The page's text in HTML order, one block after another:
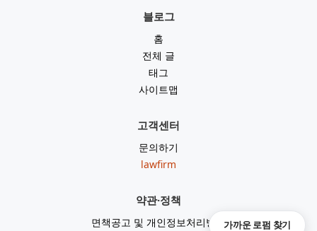
블로그
홈
전체 글
태그
사이트맵
고객센터
문의하기
lawfirm
약관·정책
면책공고 및 개인정보처리방침가까운 로펌 찾기